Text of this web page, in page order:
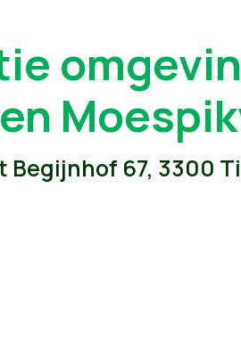
Begijnhof 67, 3300